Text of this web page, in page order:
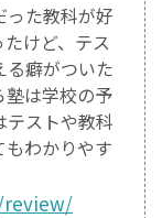
った教科が好
けど、テス
る癖がついた
塾は学校の予
テストや教科
わかりやす
review/